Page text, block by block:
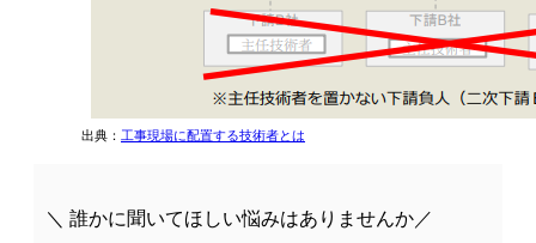
出典： 工事現場に配置する技術者とは
＼ 誰かに聞いてほしい悩みはありませんか／